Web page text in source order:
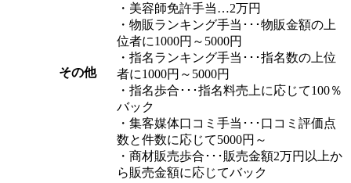
その他
・美容師免許手当…2万円
・物販ランキング手当･･･物販金額の上
位者に1000円～5000円
・指名ランキング手当･･･指名数の上位
者に1000円～5000円
・指名歩合･･･指名料売上に応じて100％
バック
・集客媒体口コミ手当･･･口コミ評価点
数と件数に応じて5000円～
・商材販売歩合･･･販売金額2万円以上か
ら販売金額に応じてバック